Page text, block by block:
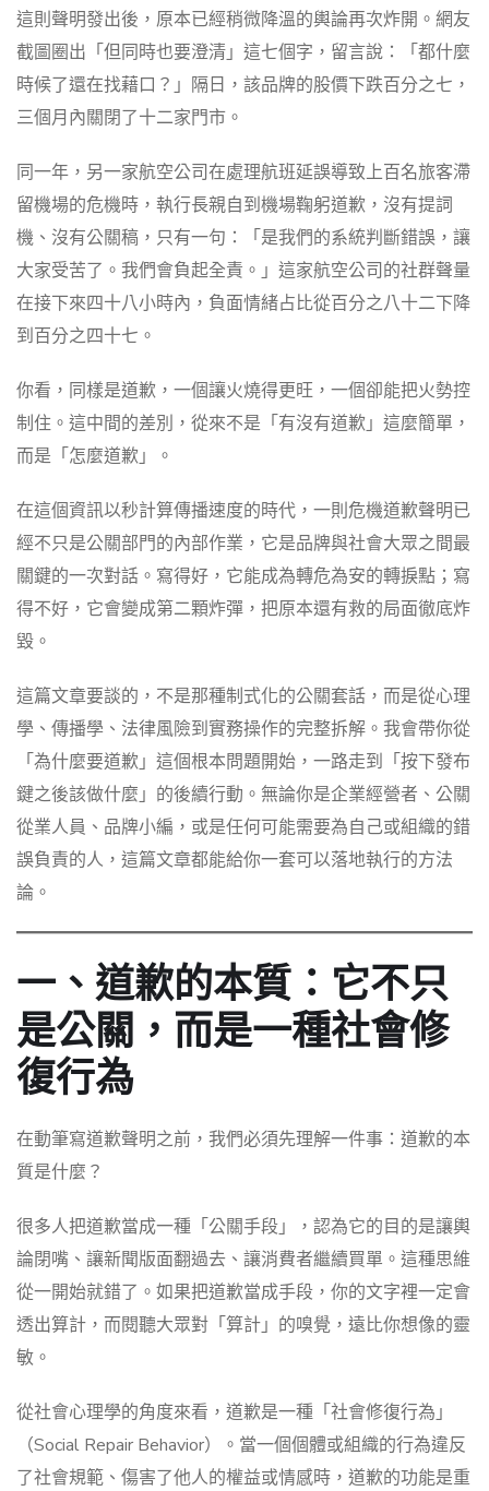
這則聲明發出後，原本已經稍微降溫的輿論再次炸開。網友
截圖圈出「但同時也要澄清」這七個字，留言說：「都什麼
時候了還在找藉口？」隔日，該品牌的股價下跌百分之七，
三個月內關閉了十二家門市。
同一年，另一家航空公司在處理航班延誤導致上百名旅客滯
留機場的危機時，執行長親自到機場鞠躬道歉，沒有提詞
機、沒有公關稿，只有一句：「是我們的系統判斷錯誤，讓
大家受苦了。我們會負起全責。」這家航空公司的社群聲量
在接下來四十八小時內，負面情緒占比從百分之八十二下降
到百分之四十七。
你看，同樣是道歉，一個讓火燒得更旺，一個卻能把火勢控
制住。這中間的差別，從來不是「有沒有道歉」這麼簡單，
而是「怎麼道歉」。
在這個資訊以秒計算傳播速度的時代，一則危機道歉聲明已
經不只是公關部門的內部作業，它是品牌與社會大眾之間最
關鍵的一次對話。寫得好，它能成為轉危為安的轉捩點；寫
得不好，它會變成第二顆炸彈，把原本還有救的局面徹底炸
毀。
這篇文章要談的，不是那種制式化的公關套話，而是從心理
學、傳播學、法律風險到實務操作的完整拆解。我會帶你從
「為什麼要道歉」這個根本問題開始，一路走到「按下發布
鍵之後該做什麼」的後續行動。無論你是企業經營者、公關
從業人員、品牌小編，或是任何可能需要為自己或組織的錯
誤負責的人，這篇文章都能給你一套可以落地執行的方法
論。
一、道歉的本質：它不只
是公關，而是一種社會修
復行為
在動筆寫道歉聲明之前，我們必須先理解一件事：道歉的本
質是什麼？
很多人把道歉當成一種「公關手段」，認為它的目的是讓輿
論閉嘴、讓新聞版面翻過去、讓消費者繼續買單。這種思維
從一開始就錯了。如果把道歉當成手段，你的文字裡一定會
透出算計，而閱聽大眾對「算計」的嗅覺，遠比你想像的靈
敏。
從社會心理學的角度來看，道歉是一種「社會修復行為」
（Social Repair Behavior）。當一個個體或組織的行為違反
了社會規範、傷害了他人的權益或情感時，道歉的功能是重